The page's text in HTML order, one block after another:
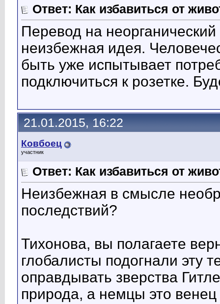
Ответ: Как избавиться от
Перевод на
неизбежная идея.
быть уже испытывает
подключиться к розетке.
21.01.2015, 16:22
Ковбоец
участник
Ответ: Как избавиться от
Неизбежная в смысле
последствий?
Тихонова, вы полагаете
глобалисты подогнали эту
оправдывать зверства
природа, а немцы это венец